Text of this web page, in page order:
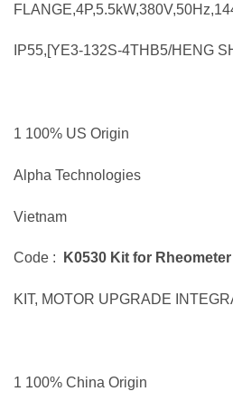
IP55,[YE3-132S-4THB5/HENG
1 100% US Origin
Alpha Technologies
Vietnam
Code : K0530 Kit for
KIT, MOTOR UPGRADE
1 100% China Origin